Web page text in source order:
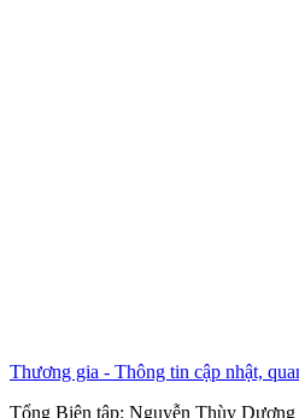
Thương gia - Thông tin cập nhật,
Tổng Biên tập: Nguyễn Thùy Dương